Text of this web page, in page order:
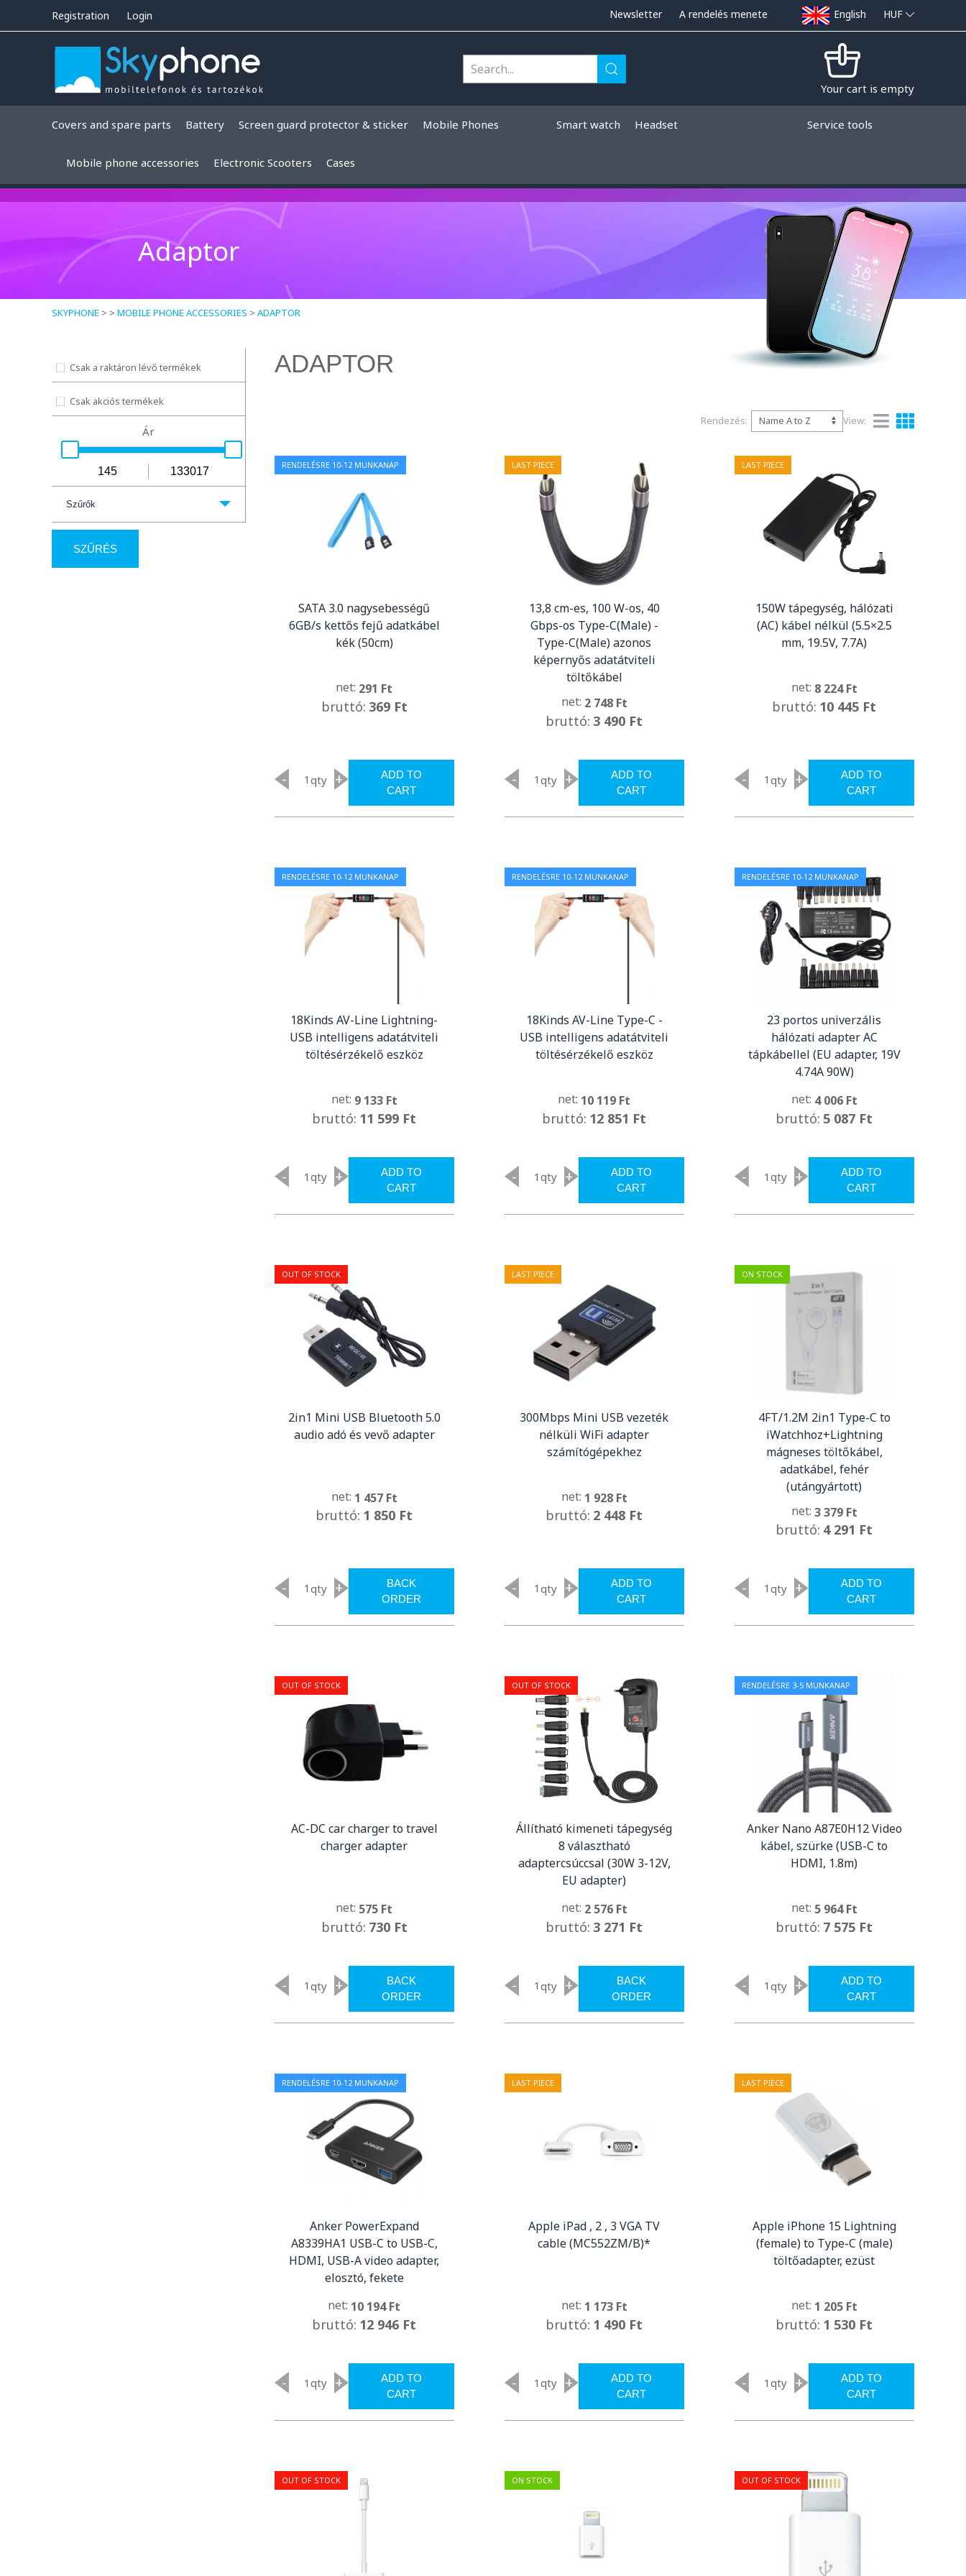
Registration Login Newsletter A rendelés menete English HUF
Your cart is empty
Covers and spare parts Battery Screen guard protector & sticker Mobile Phones Smart watch Headset Service tools
Mobile phone accessories Electronic Scooters Cases
Adaptor
SKYPHONE > > MOBILE PHONE ACCESSORIES > ADAPTOR
Csak a raktáron lévő termékek
Csak akciós termékek
Ár
Szűrők
SZŰRÉS
ADAPTOR
Rendezés: View:
RENDELÉSRE 10-12 MUNKANAP
SATA 3.0 nagysebességű
6GB/s kettős fejű adatkábel
kék (50cm)
net: 291 Ft
bruttó: 369 Ft
- qty +
ADD TO
CART
LAST PIECE
13,8 cm-es, 100 W-os, 40
Gbps-os Type-C(Male) -
Type-C(Male) azonos
képernyős adatátviteli
töltőkábel
net: 2 748 Ft
bruttó: 3 490 Ft
- qty +
ADD TO
CART
LAST PIECE
150W tápegység, hálózati
(AC) kábel nélkül (5.5×2.5
mm, 19.5V, 7.7A)
net: 8 224 Ft
bruttó: 10 445 Ft
- qty +
ADD TO
CART
RENDELÉSRE 10-12 MUNKANAP
18Kinds AV-Line Lightning-
USB intelligens adatátviteli
töltésérzékelő eszköz
net: 9 133 Ft
bruttó: 11 599 Ft
- qty +
ADD TO
CART
RENDELÉSRE 10-12 MUNKANAP
18Kinds AV-Line Type-C -
USB intelligens adatátviteli
töltésérzékelő eszköz
net: 10 119 Ft
bruttó: 12 851 Ft
- qty +
ADD TO
CART
RENDELÉSRE 10-12 MUNKANAP
23 portos univerzális
hálózati adapter AC
tápkábellel (EU adapter, 19V
4.74A 90W)
net: 4 006 Ft
bruttó: 5 087 Ft
- qty +
ADD TO
CART
OUT OF STOCK
2in1 Mini USB Bluetooth 5.0
audio adó és vevő adapter
net: 1 457 Ft
bruttó: 1 850 Ft
- qty +
BACK
ORDER
LAST PIECE
300Mbps Mini USB vezeték
nélküli WiFi adapter
számítógépekhez
net: 1 928 Ft
bruttó: 2 448 Ft
- qty +
ADD TO
CART
ON STOCK
4FT/1.2M 2in1 Type-C to
iWatchhoz+Lightning
mágneses töltőkábel,
adatkábel, fehér
(utángyártott)
net: 3 379 Ft
bruttó: 4 291 Ft
- qty +
ADD TO
CART
OUT OF STOCK
AC-DC car charger to travel
charger adapter
net: 575 Ft
bruttó: 730 Ft
- qty +
BACK
ORDER
OUT OF STOCK
Állítható kimeneti tápegység
8 választható
adaptercsúccsal (30W 3-12V,
EU adapter)
net: 2 576 Ft
bruttó: 3 271 Ft
- qty +
BACK
ORDER
RENDELÉSRE 3-5 MUNKANAP
Anker Nano A87E0H12 Video
kábel, szürke (USB-C to
HDMI, 1.8m)
net: 5 964 Ft
bruttó: 7 575 Ft
- qty +
ADD TO
CART
RENDELÉSRE 10-12 MUNKANAP
Anker PowerExpand
A8339HA1 USB-C to USB-C,
HDMI, USB-A video adapter,
elosztó, fekete
net: 10 194 Ft
bruttó: 12 946 Ft
- qty +
ADD TO
CART
LAST PIECE
Apple iPad , 2 , 3 VGA TV
cable (MC552ZM/B)*
net: 1 173 Ft
bruttó: 1 490 Ft
- qty +
ADD TO
CART
LAST PIECE
Apple iPhone 15 Lightning
(female) to Type-C (male)
töltőadapter, ezüst
net: 1 205 Ft
bruttó: 1 530 Ft
- qty +
ADD TO
CART
OUT OF STOCK ON STOCK OUT OF STOCK